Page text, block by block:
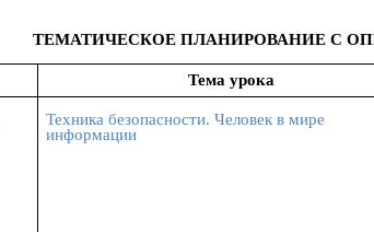
ТЕМАТИЧЕСКОЕ ПЛАНИРОВАНИЕ С
Тема урока
Техника безопасности. Человек в мире
информации